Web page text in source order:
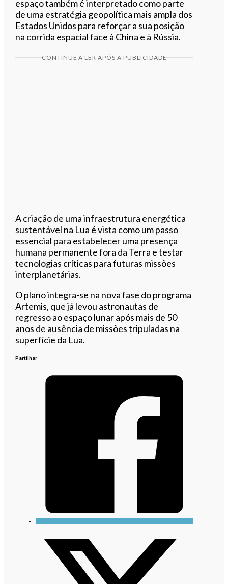
espaço também é interpretado como parte
de uma estratégia geopolítica mais ampla dos
Estados Unidos para reforçar a sua posição
na corrida espacial face à China e à Rússia.
CONTINUE A LER APÓS A PUBLICIDADE
A criação de uma infraestrutura energética
sustentável na Lua é vista como um passo
essencial para estabelecer uma presença
humana permanente fora da Terra e testar
tecnologias críticas para futuras missões
interplanetárias.
O plano integra-se na nova fase do programa
Artemis, que já levou astronautas de
regresso ao espaço lunar após mais de 50
anos de ausência de missões tripuladas na
superfície da Lua.
Partilhar